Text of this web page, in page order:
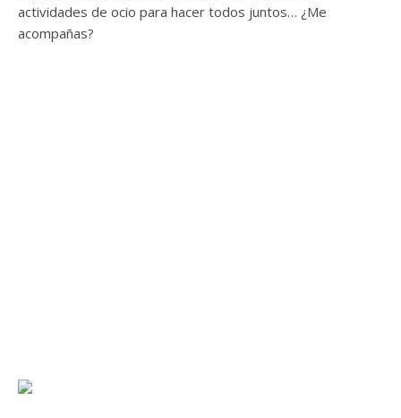
actividades de ocio para hacer todos juntos… ¿Me
acompañas?